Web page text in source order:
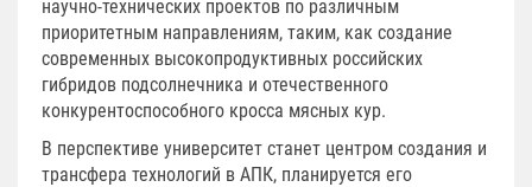
научно-технических проектов по различным
приоритетным направлениям, таким, как создание
современных высокопродуктивных российских
гибридов подсолнечника и отечественного
конкурентоспособного кросса мясных кур.
В перспективе университет станет центром создания и
трансфера технологий в АПК, планируется его